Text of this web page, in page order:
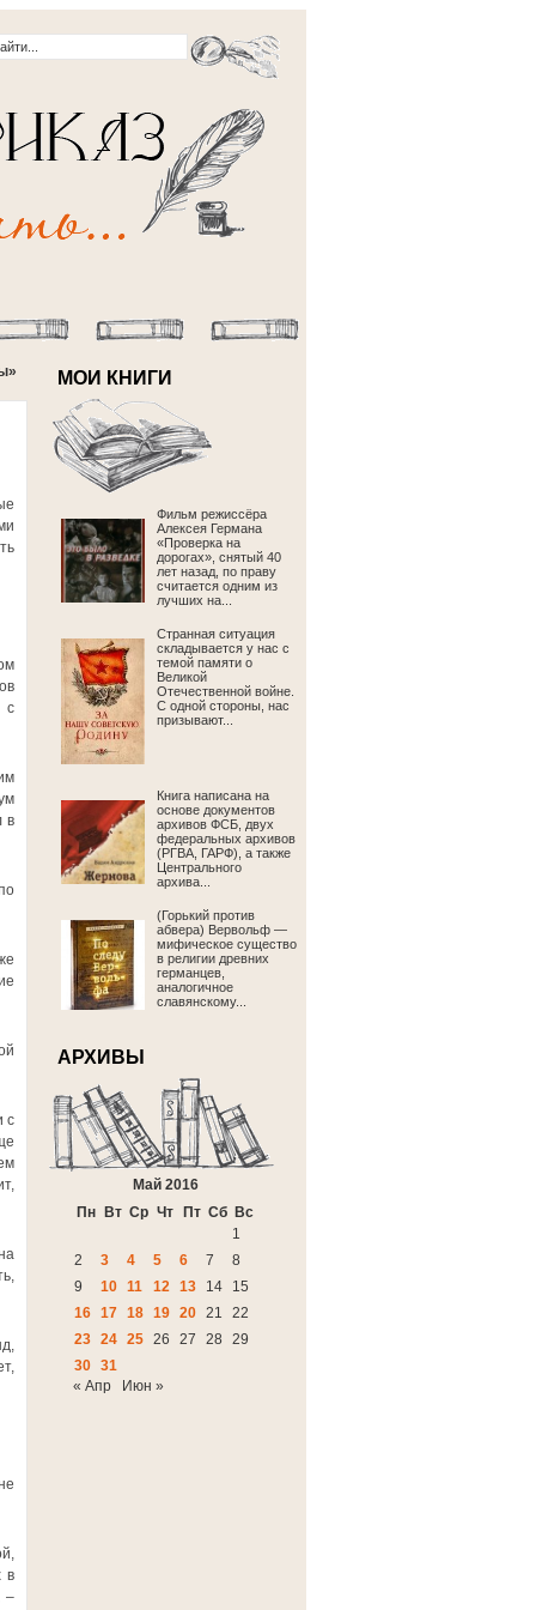
с
в
с
в
–
МОИ КНИГИ
Фильм режиссёра
Алексея Германа
«Проверка на
дорогах», снятый 40
лет назад, по праву
считается одним из
лучших на...
Странная ситуация
складывается у нас с
темой памяти о
Великой
Отечественной войне.
С одной стороны, нас
призывают...
Книга написана на
основе документов
архивов ФСБ, двух
федеральных архивов
(РГВА, ГАРФ), а также
Центрального
архива...
(Горький против
абвера) Вервольф —
мифическое существо
в религии древних
германцев,
аналогичное
славянскому...
АРХИВЫ
Май 2016
Пн
Вт Ср Чт Пт Сб Вс
1
2
3 4 5 6 7
8
9
10 11 12 13 14
15
16 17 18 19 20 21
22
23 24 25 26 27 28
29
30 31
« Апр
Июн »